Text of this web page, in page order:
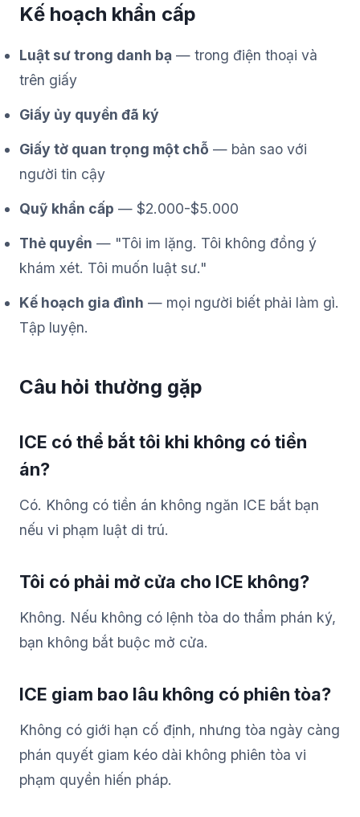
Kế hoạch khẩn cấp
Luật sư trong danh bạ — trong điện thoại và
trên giấy
Giấy ủy quyền đã ký
Giấy tờ quan trọng một chỗ — bản sao với
người tin cậy
Quỹ khẩn cấp — $2.000-$5.000
Thẻ quyền — "Tôi im lặng. Tôi không đồng ý
khám xét. Tôi muốn luật sư."
Kế hoạch gia đình — mọi người biết phải làm gì.
Tập luyện.
Câu hỏi thường gặp
ICE có thể bắt tôi khi không có tiền
án?
Có. Không có tiền án không ngăn ICE bắt bạn
nếu vi phạm luật di trú.
Tôi có phải mở cửa cho ICE không?
Không. Nếu không có lệnh tòa do thẩm phán ký,
bạn không bắt buộc mở cửa.
ICE giam bao lâu không có phiên tòa?
Không có giới hạn cố định, nhưng tòa ngày càng
phán quyết giam kéo dài không phiên tòa vi
phạm quyền hiến pháp.